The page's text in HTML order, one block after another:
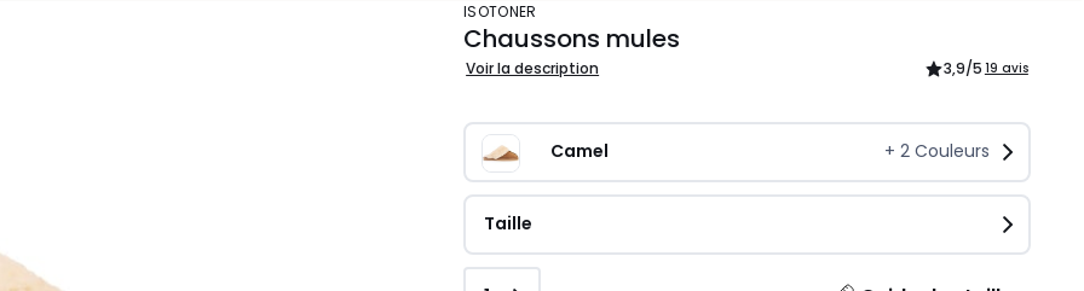
ISOTONER
Chaussons mules
Voir la description 3,9/5 19 avis
Camel + 2Couleurs
Taille